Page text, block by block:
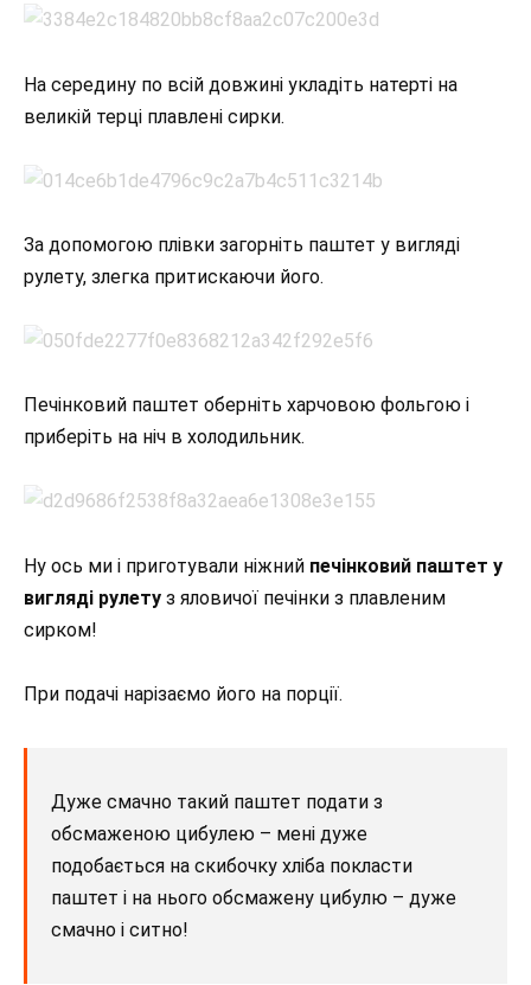
На середину по всій довжині укладіть натерті на
великій терці плавлені сирки.
За допомогою плівки загорніть паштет у вигляді
рулету, злегка притискаючи його.
Печінковий паштет оберніть харчовою фольгою і
приберіть на ніч в холодильник.
Ну ось ми і приготували ніжний печінковий паштет у
вигляді рулету з яловичої печінки з плавленим
сирком!
При подачі нарізаємо його на порції.
Дуже смачно такий паштет подати з
обсмаженою цибулею – мені дуже
подобається на скибочку хліба покласти
паштет і на нього обсмажену цибулю – дуже
смачно і ситно!